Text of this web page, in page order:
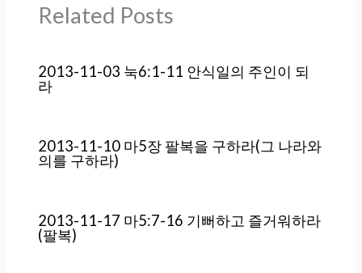
Related Posts
2013-11-03 눅6:1-11 안식일의 주인이 되
라
2013-11-10 마5장 팔복을 구하라(그 나라와
의를 구하라)
2013-11-17 마5:7-16 기뻐하고 즐거워하라
(팔복)